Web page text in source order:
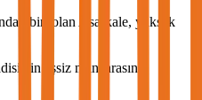
biri olan Asarkale, yüksek
eşsiz manzarasını